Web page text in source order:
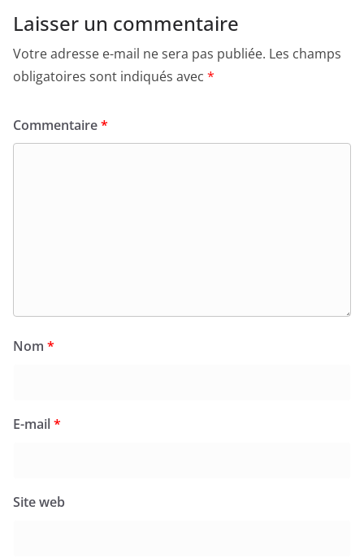
Laisser un commentaire
Votre adresse e-mail ne sera pas publiée. Les champs
obligatoires sont indiqués avec *
Commentaire*
Nom *
E-mail*
Site web